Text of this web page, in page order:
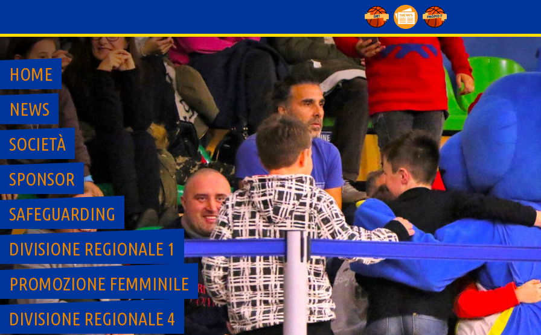
content
HOME
NEWS
SOCIETÀ
SPONSOR
SAFEGUARDING
DIVISIONE REGIONALE 1
PROMOZIONE FEMMINILE
DIVISIONE REGIONALE 4